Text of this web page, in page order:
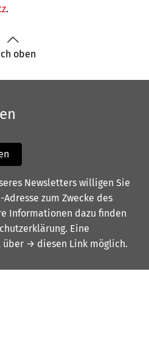
.
oben
Newsletters willigen Sie
zum Zwecke des
Informationen dazu finden
. Eine
über → diesen Link möglich.